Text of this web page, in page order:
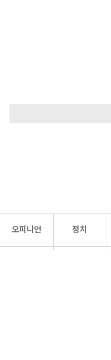
오피니언 정치